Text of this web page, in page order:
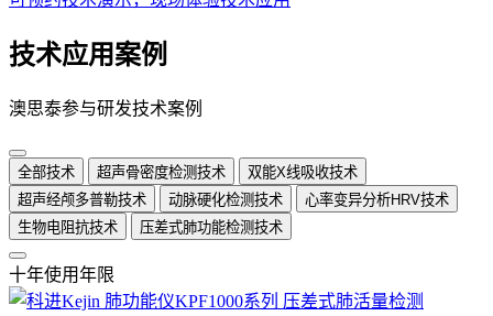
技术应用案例
澳思泰参与研发技术案例
全部技术 超声骨密度检测技术
双能X线吸收技术
超声经颅多普勒技术
动脉硬化检测技术
心率变异分析HRV技术
生物电阻抗技术
压差式肺功能检测技术
十年使用年限